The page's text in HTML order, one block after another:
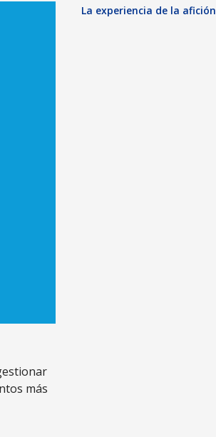
más
La experiencia de la afición